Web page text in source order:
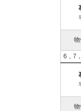
物
6，7
物